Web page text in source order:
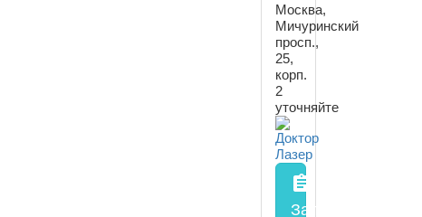
Москва,
Мичуринский
просп.,
25,
корп.
2
уточняйте
assignment
Запись на прием